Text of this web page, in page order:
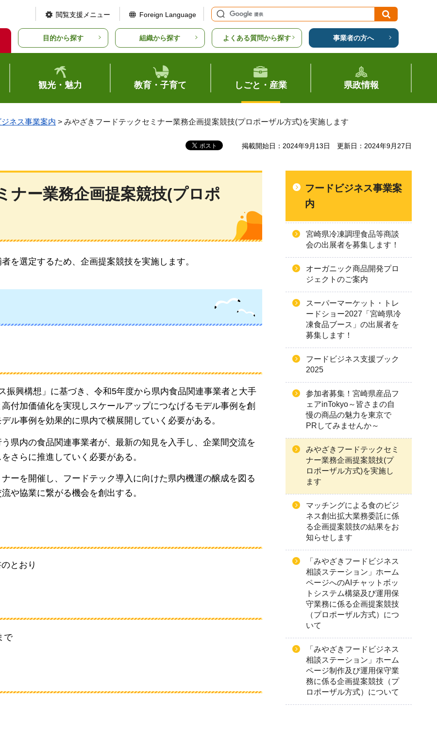
閲覧支援メニュー Foreign Language
目的から探す 組織から探す よくある質問から探す 事業者の方へ
観光・魅力 教育・子育て しごと・産業 県政情報
ネス事業案内 > みやざきフードテックセミナー業務企画提案競技(プロポーザル方式)を実施します
掲載開始日：2024年9月13日 更新日：2024年9月27日
ナー業務企画提案競技(プロポ
を選定するため、企画提案競技を実施します。
振興構想」に基づき、令和5年度から県内食品関連事業者と大手
付加価値化を実現しスケールアップにつなげるモデル事例を創
ル事例を効果的に県内で横展開していく必要がある。
県内の食品関連事業者が、最新の知見を入手し、企業間交流を
さらに推進していく必要がある。
ーを開催し、フードテック導入に向けた県内機運の醸成を図る
や協業に繋がる機会を創出する。
とおり
で
フードビジネス事業案
内
宮崎県冷凍調理食品等商談
会の出展者を募集します！
オーガニック商品開発プロ
ジェクトのご案内
スーパーマーケット・トレ
ードショー2027「宮崎県冷
凍食品ブース」の出展者を
募集します！
フードビジネス支援ブック
2025
参加者募集！宮崎県産品フ
ェアinTokyo～皆さまの自
慢の商品の魅力を東京で
PRしてみませんか～
みやざきフードテックセミ
ナー業務企画提案競技(プ
ロポーザル方式)を実施し
ます
マッチングによる食のビジ
ネス創出拡大業務委託に係
る企画提案競技の結果をお
知らせします
「みやざきフードビジネス
相談ステーション」ホーム
ページへのAIチャットボッ
トシステム構築及び運用保
守業務に係る企画提案競技
（プロポーザル方式）につ
いて
「みやざきフードビジネス
相談ステーション」ホーム
ページ制作及び運用保守業
務に係る企画提案競技（プ
ロポーザル方式）について